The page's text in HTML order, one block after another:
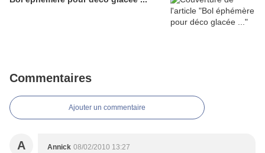
Commentaires
Ajouter un commentaire
A Annick 08/02/2010 13:27